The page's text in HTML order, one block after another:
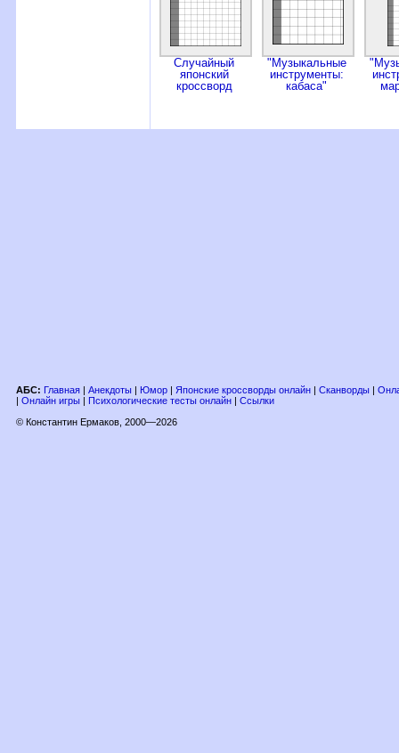
Случайный
японский
кроссворд
"Музыкальные
инструменты:
кабаса"
АБС: Главная | Анекдоты | Юмор | Японские кроссворды онлайн | Сканворды |
| Онлайн игры | Психологические тесты онлайн | Ссылки
© Константин Ермаков, 2000—2026